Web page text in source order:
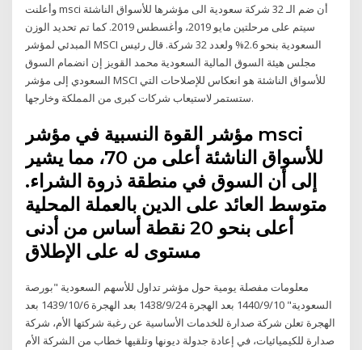
وأعلنت msci أن ضم الـ 32 شركة سعودية الى مؤشرها للأسواق الناشئة
سيتم على مرحلتين مايو 2019، وأغسطس 2019. كما تم تحديد الوزن
المبدئي لمؤشر MSCI السعودية بنحو 2.6% ولعدد 32 شركة. قال رئيس
مجلس هيئة السوق المالية السعودية محمد القويز إن انضمام السوق
السعودي إلى مؤشر MSCI للأسواق الناشئة هو انعكاس للإصلاحات التي
ستستمر لاستيعاب شركات كبرى من المملكة وخارجها.
مؤشر القوة النسبية في مؤشر msci
للأسواق الناشئة أعلى من 70، مما يشير
إلى أن السوق في منطقة ذروة الشراء.
متوسط العائد على الدين بالعملة المحلية
أعلى بنحو 20 نقطة أساس من أدنى
مستوى له على الإطلاق
معلومات مفصلة يومية حول مؤشر تداول للأسهم السعودية "بورصة
السعودية" 10‏‏/9‏‏/1440 بعد الهجرة 24‏‏/9‏‏/1438 بعد الهجرة 6‏‏/10‏‏/1439 بعد
الهجرة تعلن شركة صدارة للخدمات الأساسیة عن رغبة شركتھا الأم، شركة
صدارة للكیمیائیات، في إعادة جدولة دیونھا وتلقیھا خطاب من الشركة الأم